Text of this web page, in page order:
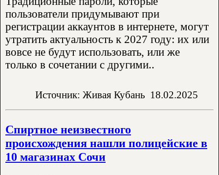
пользователи придумывают при
регистрации аккаунтов в интернете, могут
утратить актуальность к 2027 году: их или
вовсе не будут использовать, или же
только в сочетании с другими..
Источник: Живая Кубань 18.02.2025
Спиртное неизвестного
происхождения нашли полицейские в
10 магазинах Сочи